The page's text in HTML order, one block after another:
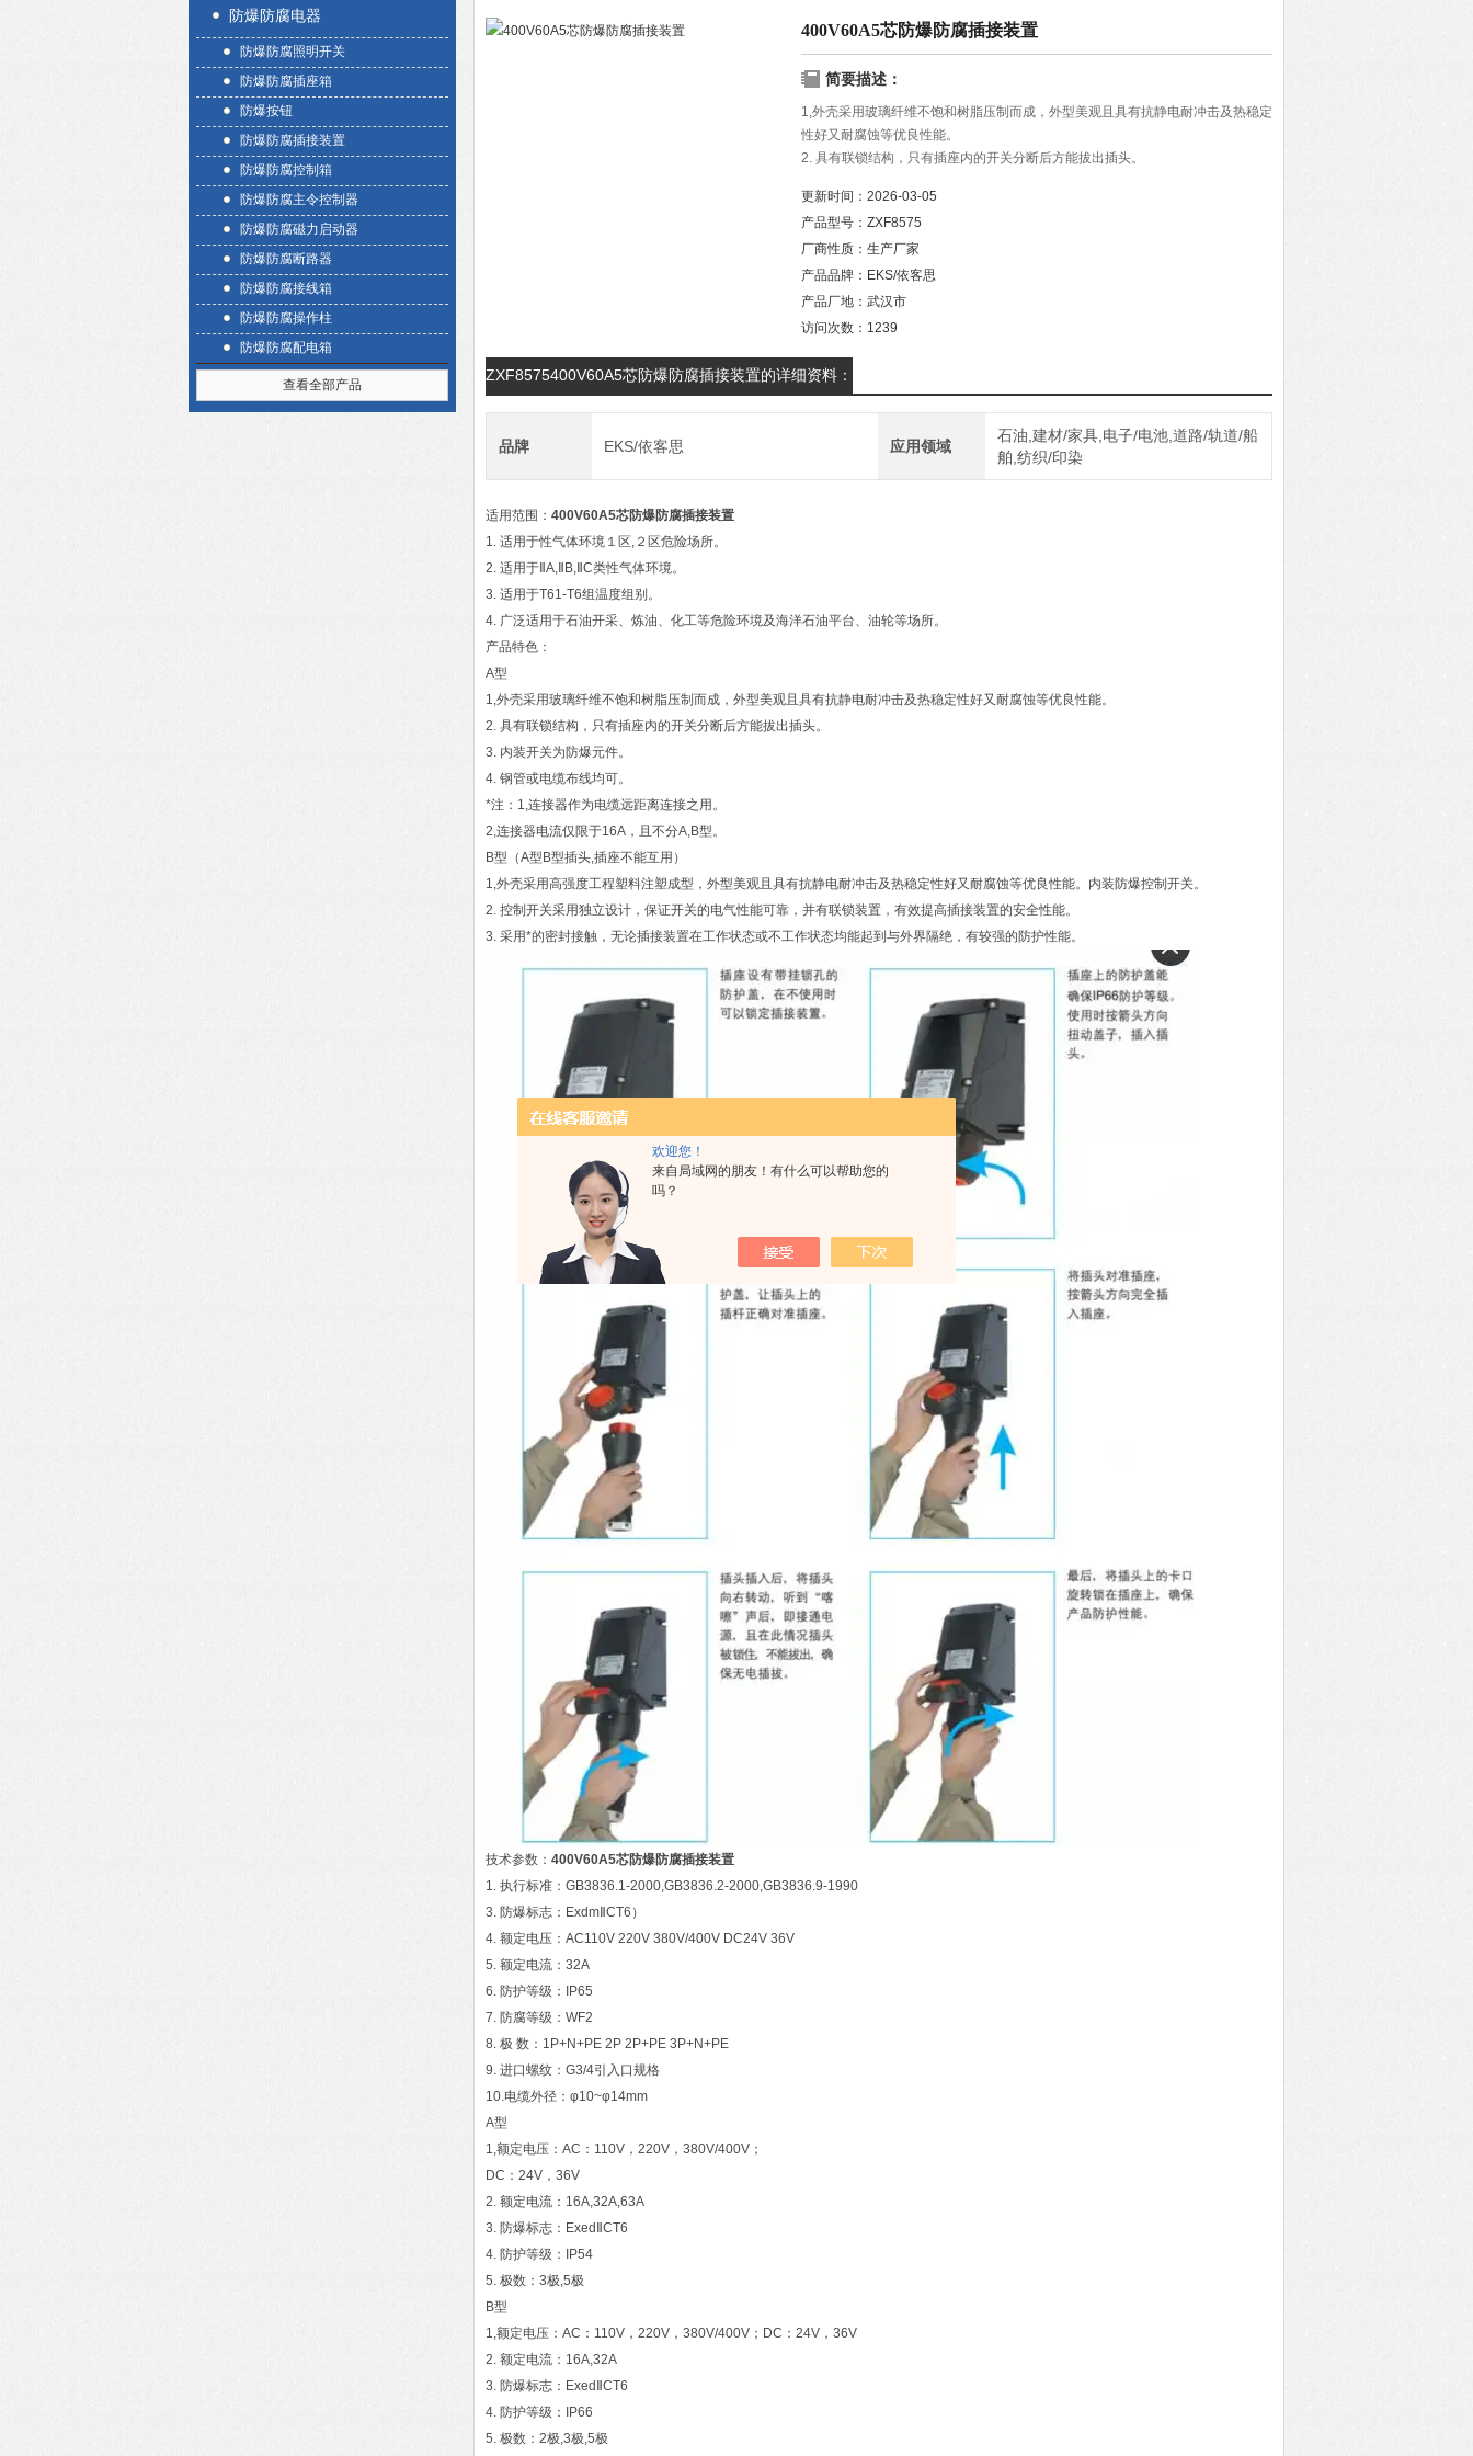
欢迎您！
来自局域网的朋友！有什么可以帮助您的
吗？
防爆防腐电器
防爆防腐照明开关
防爆防腐插座箱
防爆按钮
防爆防腐插接装置
防爆防腐控制箱
防爆防腐主令控制器
防爆防腐磁力启动器
防爆防腐断路器
防爆防腐接线箱
防爆防腐操作柱
防爆防腐配电箱
查看全部产品
400V60A5芯防爆防腐插接装置
简要描述：
1,外壳采用玻璃纤维不饱和树脂压制而成，外型美观且具有抗静电耐冲击及热稳定
性好又耐腐蚀等优良性能。
2. 具有联锁结构，只有插座内的开关分断后方能拔出插头。
4. 钢管或电缆布线均可。
400V60A5芯防爆防腐插接装置
更新时间： 2026-03-05
产品型号： ZXF8575
厂商性质： 生产厂家
产品品牌： EKS/依客思
产品厂地： 武汉市
访问次数： 1239
ZXF8575400V60A5芯防爆防腐插接装置的详细资料：
品牌 EKS/依客思 应用领域
石油,建材/家具,电子/电池,道路/轨道/船
舶,纺织/印染
适用范围： 400V60A5芯防爆防腐插接装置
1. 适用于性气体环境１区,２区危险场所。
2. 适用于ⅡA,ⅡB,ⅡC类性气体环境。
3. 适用于T61-T6组温度组别。
4. 广泛适用于石油开采、炼油、化工等危险环境及海洋石油平台、油轮等场所。
产品特色：
A型
1,外壳采用玻璃纤维不饱和树脂压制而成，外型美观且具有抗静电耐冲击及热稳定性好又耐腐蚀等优良性能。
2. 具有联锁结构，只有插座内的开关分断后方能拔出插头。
3. 内装开关为防爆元件。
4. 钢管或电缆布线均可。
*注：1,连接器作为电缆远距离连接之用。
2,连接器电流仅限于16A，且不分A,B型。
B型（A型B型插头,插座不能互用）
1,外壳采用高强度工程塑料注塑成型，外型美观且具有抗静电耐冲击及热稳定性好又耐腐蚀等优良性能。内装防爆控制开关。
2. 控制开关采用独立设计，保证开关的电气性能可靠，并有联锁装置，有效提高插接装置的安全性能。
3. 采用*的密封接触，无论插接装置在工作状态或不工作状态均能起到与外界隔绝，有较强的防护性能。
技术参数： 400V60A5芯防爆防腐插接装置
1. 执行标准：GB3836.1-2000,GB3836.2-2000,GB3836.9-1990
3. 防爆标志：ExdmⅡCT6）
4. 额定电压：AC110V 220V 380V/400V DC24V 36V
5. 额定电流：32A
6. 防护等级：IP65
7. 防腐等级：WF2
8. 极 数：1P+N+PE 2P 2P+PE 3P+N+PE
9. 进口螺纹：G3/4引入口规格
10.电缆外径：φ10~φ14mm
A型
1,额定电压：AC：110V，220V，380V/400V；
DC：24V，36V
2. 额定电流：16A,32A,63A
3. 防爆标志：ExedⅡCT6
4. 防护等级：IP54
5. 极数：3极,5极
B型
1,额定电压：AC：110V，220V，380V/400V；DC：24V，36V
2. 额定电流：16A,32A
3. 防爆标志：ExedⅡCT6
4. 防护等级：IP66
5. 极数：2极,3极,5极